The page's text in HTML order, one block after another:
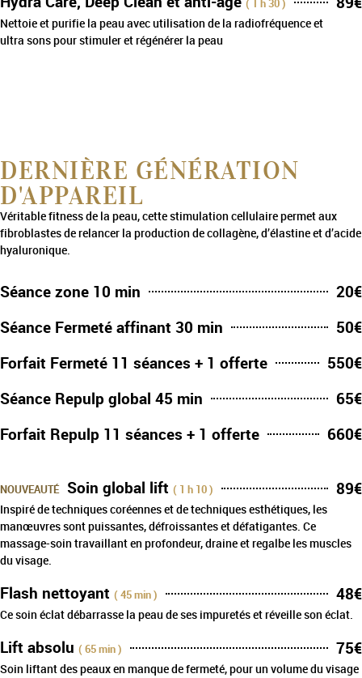
( 1 h 30 )
Nettoie et purifie la peau avec utilisation de la radiofréquence et
ultra sons pour stimuler et régénérer la peau
DERNIÈRE GÉNÉRATION
D'APPAREIL
Véritable fitness de la peau, cette stimulation cellulaire permet aux
fibroblastes de relancer la production de collagène, d’élastine et d’acide
hyaluronique.
Séance zone 10 min
20€
Séance Fermeté affinant 30 min
50€
Forfait Fermeté 11 séances + 1 offerte
550€
Séance Repulp global 45 min
65€
Forfait Repulp 11 séances + 1 offerte
660€
nouveauté Soin global lift ( 1 h 10 ) 89€
Inspiré de techniques coréennes et de techniques esthétiques, les
manœuvres sont puissantes, défroissantes et défatigantes. Ce
massage-soin travaillant en profondeur, draine et regalbe les muscles
du visage.
Flash nettoyant ( 45 min ) 48€
Ce soin éclat débarrasse la peau de ses impuretés et réveille son éclat.
Lift absolu ( 65 min ) 75€
Soin liftant des peaux en manque de fermeté, pour un volume du visage